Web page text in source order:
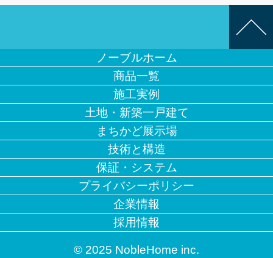
ノーブルホーム
商品一覧
施工実例
土地・新築一戸建て
まちかど展示場
技術と構造
保証・システム
プライバシーポリシー
企業情報
採用情報
© 2025 NobleHome inc.